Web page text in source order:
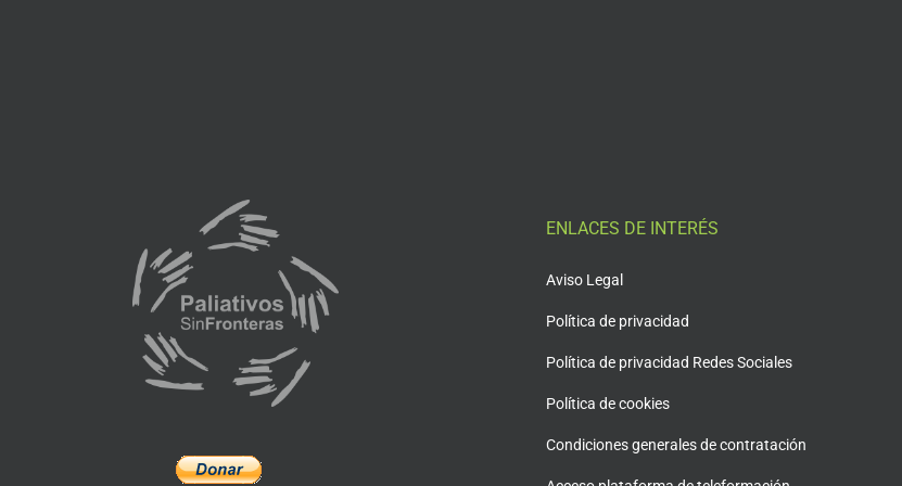
ENLACES DE INTERÉS
Aviso Legal
Política de privacidad
Política de privacidad Redes Sociales
Política de cookies
Condiciones generales de contratación